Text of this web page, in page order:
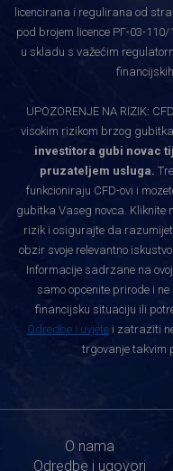
licencirana i regulirana od
pod brojem licence РГ-03-
u skladu s važećim
UPOZORENJE NA RIZIK:
visokim rizikom brzog
investitora gubi novac
pruzateljem usluga.
funkcioniraju CFD-ovi i
gubitka Vaseg novca. Kliknite
rizik i osigurajte da
obzir svoje relevantno
Informacije sadrzane na
samo opcenite prirode i
financijsku situaciju ili
Odredbe i uvjete i zatraziti
trgovanje takvim
O nama
Odredbe i ugovori